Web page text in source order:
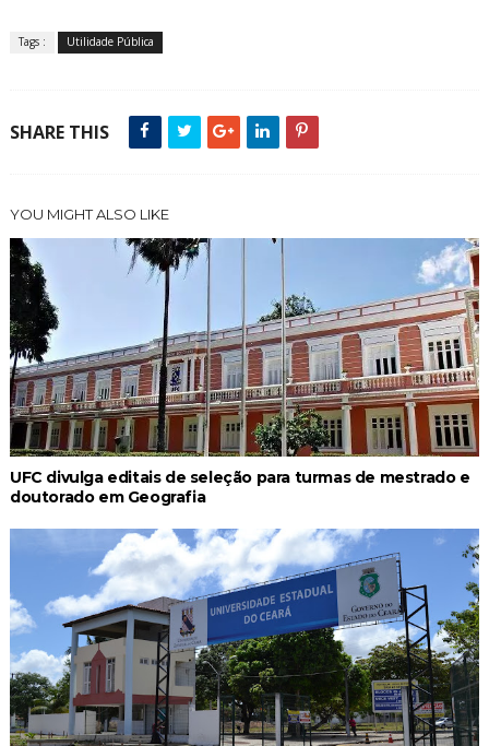
Tags : Utilidade Pública
SHARE THIS
YOU MIGHT ALSO LIKE
UFC divulga editais de seleção para turmas de mestrado e
doutorado em Geografia